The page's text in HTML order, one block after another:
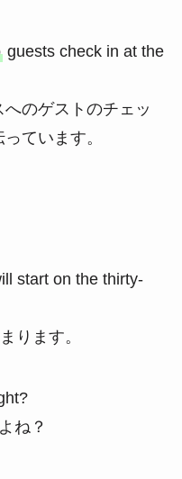
guests check in at the
のゲストのチェッ
ています。
start on the thirty-
ります。
ね？